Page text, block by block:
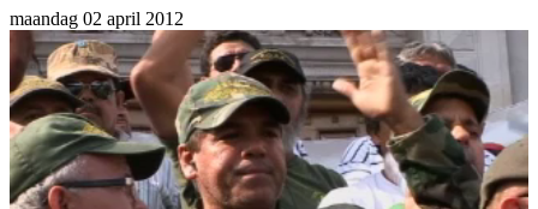
maandag 02 april 2012